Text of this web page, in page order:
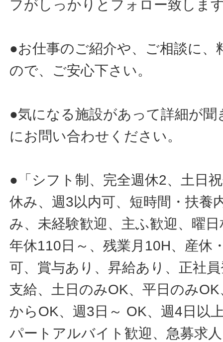
フがしっかりとフォロー致しま
●お仕事のご紹介や、ご相談に
ので、ご安心下さい。
●気になる施設があって詳細が
にお問い合わせください。
●「シフト制、完全週休2、土日
休み、週3以内可、短時間・扶養
み、未経験歓迎、主ふ歓迎、曜
年休110日～、残業月10H、産休
可、賞与あり、昇給あり、正社
支給、土日のみOK、平日のみ
からOK、週3日～ OK、週4日以
パートアルバイト歓迎、急募求